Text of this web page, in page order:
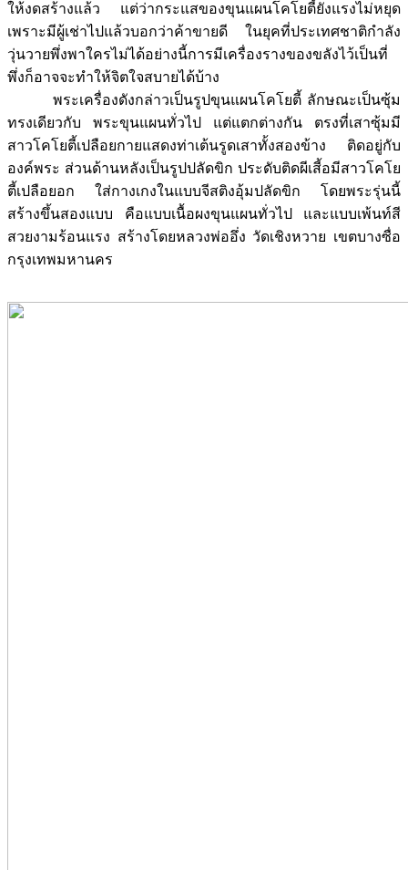
ให้งดสร้างแล้ว แต่ว่ากระแสของขุนแผนโคโยตี้ยังแรงไม่หยุด
เพราะมีผู้เช่าไปแล้วบอกว่าค้าขายดี ในยุคที่ประเทศชาติกำลัง
วุ่นวายพึ่งพาใครไม่ได้อย่างนี้การมีเครื่องรางของขลังไว้เป็นที่
พึ่งก็อาจจะทำให้จิตใจสบายได้บ้าง
พระเครื่องดังกล่าวเป็นรูปขุนแผนโคโยตี้ ลักษณะเป็นซุ้ม
ทรงเดียวกับ พระขุนแผนทั่วไป แต่แตกต่างกัน ตรงที่เสาซุ้มมี
สาวโคโยตี้เปลือยกายแสดงท่าเต้นรูดเสาทั้งสองข้าง ติดอยู่กับ
องค์พระ ส่วนด้านหลังเป็นรูปปลัดขิก ประดับติดผีเสี้อมีสาวโคโย
ตี้เปลือยอก ใส่กางเกงในแบบจีสติงอุ้มปลัดขิก โดยพระรุ่นนี้
สร้างขึ้นสองแบบ คือแบบเนื้อผงขุนแผนทั่วไป และแบบเพ้นท์สี
สวยงามร้อนแรง สร้างโดยหลวงพ่ออึ่ง วัดเชิงหวาย เขตบางซื่อ
กรุงเทพมหานคร